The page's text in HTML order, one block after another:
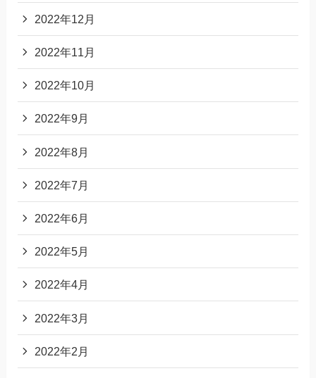
2022年12月
2022年11月
2022年10月
2022年9月
2022年8月
2022年7月
2022年6月
2022年5月
2022年4月
2022年3月
2022年2月